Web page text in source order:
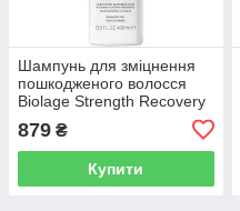
Шампунь для зміцнення
пошкодженого волосся
Biolage Strength Recovery
879 ₴
Купити